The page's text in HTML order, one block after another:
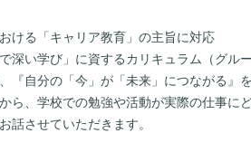
ける「キャリア教育」の主旨に対応
深い学び」に資するカリキュラム（グル
『自分の「今」が「未来」につながる』を
ら、学校での勉強や活動が実際の仕事に
話させていただきます。